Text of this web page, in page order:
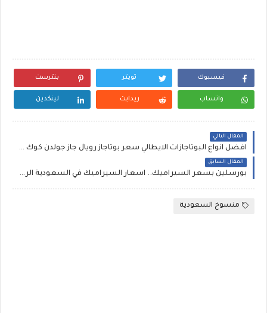
فيسبوك تويتر بنترست
واتساب ريدايت لينكدين
المقال التالي
افضل انواع البوتاجازات الايطالي سعر بوتاجاز رويال جاز جولدن كوك ٥ شعلة امان كامل
المقال السابق
بورسلين بسعر السيراميك.. اسعار السيراميك في السعودية الرياض وجدة والدمام اليوم 2020 سعر متر سيراميك الباركيه الإماراتي والهندي والصيني والاسباني والتركي والماليزي تخفيضات والسعر مفاجأة
منسوخ السعودية